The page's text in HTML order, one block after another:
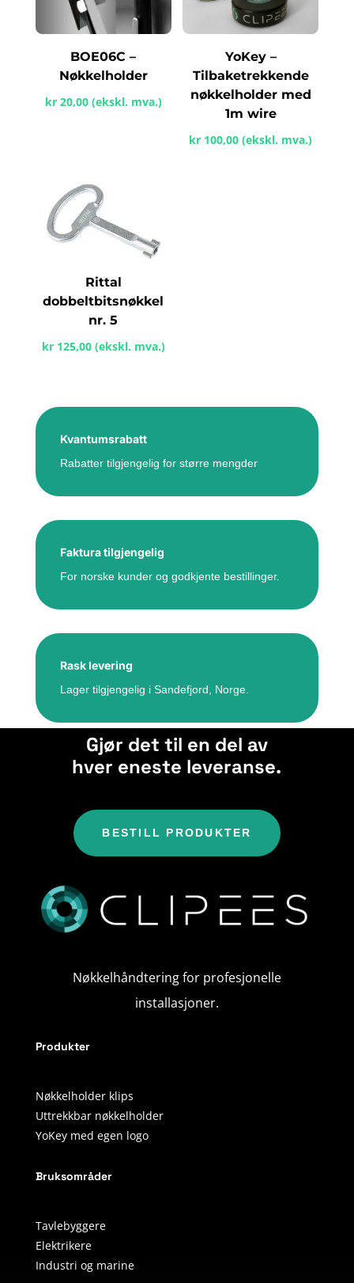
BOE06C –
Nøkkelholder
kr20,00 (ekskl. mva.)
YoKey –
Tilbaketrekkende
nøkkelholder med
1m wire
kr 100,00 (ekskl. mva.)
Rittal
dobbeltbitsnøkkel
nr. 5
kr125,00 (ekskl. mva.)
Kvantumsrabatt
Rabatter tilgjengelig for større mengder
Faktura tilgjengelig
For norske kunder og godkjente bestillinger.
Rask levering
Lager tilgjengelig i Sandefjord, Norge.
Gjør det til en del av
hver eneste leveranse.
BESTILL PRODUKTER
Nøkkelhåndtering for profesjonelle
installasjoner.
Produkter
Nøkkelholder klips
Uttrekkbar nøkkelholder
YoKey med egen logo
Bruksområder
Tavlebyggere
Elektrikere
Industri og marine